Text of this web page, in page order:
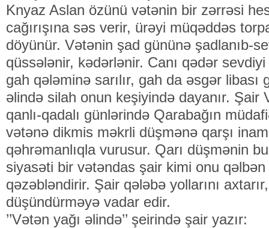
Knyaz Aslan özünü vətənin bir zərrəsi
cağırışına səs verir, ürəyi müqəddəs
döyünür. Vətənin şad gününə şadlanıb-
qüssələnir, kədərlənir. Canı qədər
gah qələminə sarılır, gah da əsgər
əlində silah onun keşiyində dayanır. Şair
qanlı-qadalı günlərində Qarabağın
vətənə dikmis məkrli düşmənə qarşı
qəhrəmanlıqla vurusur. Qarı düşmənin
siyasəti bir vətəndas şair kimi onu qəlbən
qəzəbləndirir. Şair qələbə yollarını
düşündürməyə vadar edir.
’’Vətən yağı əlində’’ şeirində şair yazır: